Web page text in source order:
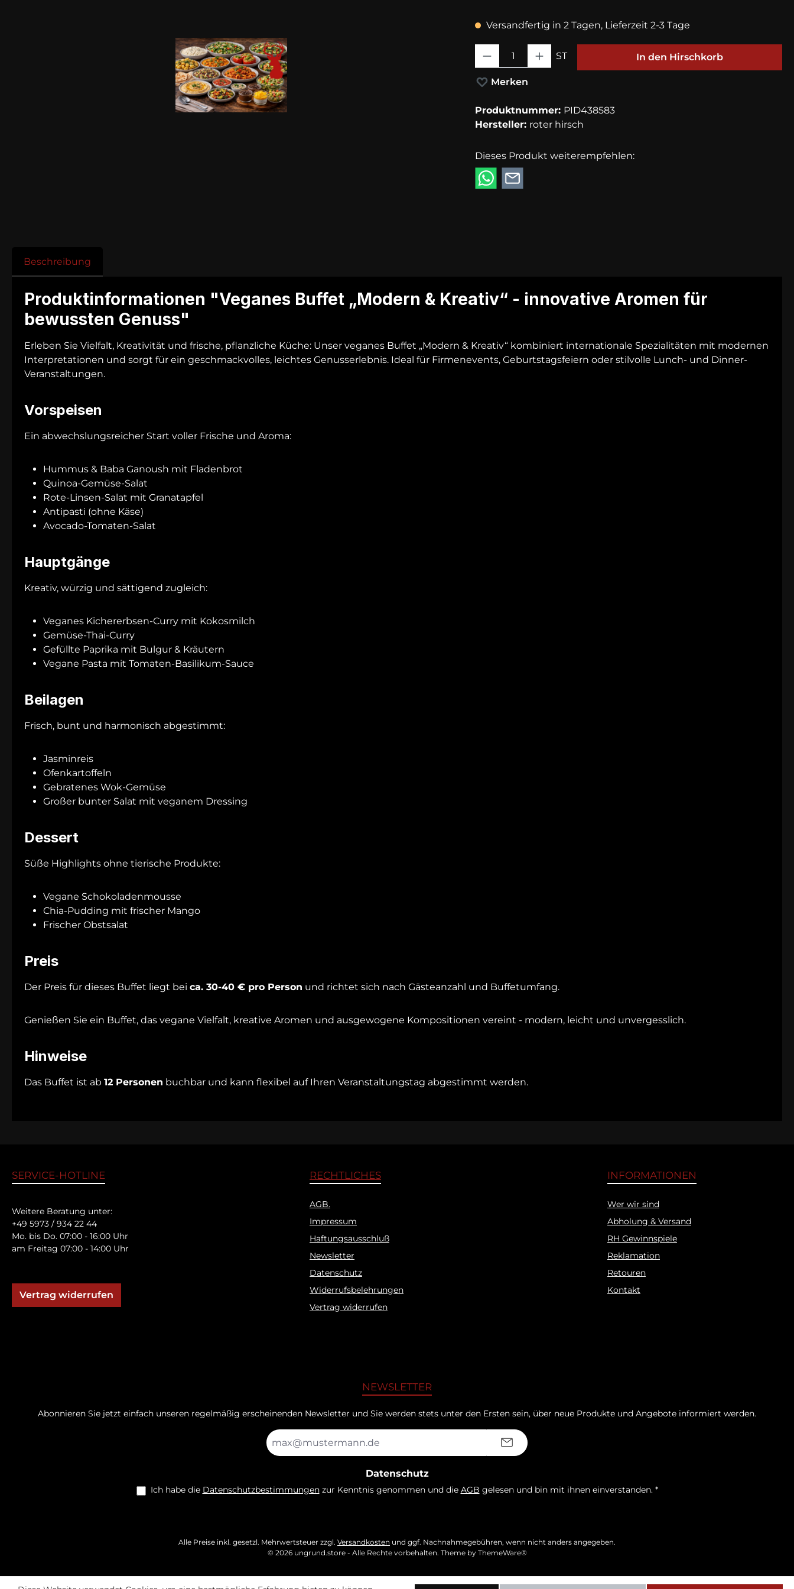
Versandfertig in 2 Tagen, Lieferzeit 2-3 Tage
Produkt Anzahl: Gib den gewünschten Wert ein oder benutze die
ST In den Hirschkorb
Merken
Produktnummer: PID438583
Hersteller: roter hirsch
Dieses Produkt weiterempfehlen:
Beschreibung
Produktinformationen "Veganes Buffet „Modern & Kreativ“ - innovative Aromen für
bewussten Genuss"
Erleben Sie Vielfalt, Kreativität und frische, pflanzliche Küche: Unser veganes Buffet „Modern & Kreativ“ kombiniert internationale Spezialitäten mit modernen
Interpretationen und sorgt für ein geschmackvolles, leichtes Genusserlebnis. Ideal für Firmenevents, Geburtstagsfeiern oder stilvolle Lunch- und Dinner-
Veranstaltungen.
Vorspeisen
Ein abwechslungsreicher Start voller Frische und Aroma:
Hummus & Baba Ganoush mit Fladenbrot
Quinoa-Gemüse-Salat
Rote-Linsen-Salat mit Granatapfel
Antipasti (ohne Käse)
Avocado-Tomaten-Salat
Hauptgänge
Kreativ, würzig und sättigend zugleich:
Veganes Kichererbsen-Curry mit Kokosmilch
Gemüse-Thai-Curry
Gefüllte Paprika mit Bulgur & Kräutern
Vegane Pasta mit Tomaten-Basilikum-Sauce
Beilagen
Frisch, bunt und harmonisch abgestimmt:
Jasminreis
Ofenkartoffeln
Gebratenes Wok-Gemüse
Großer bunter Salat mit veganem Dressing
Dessert
Süße Highlights ohne tierische Produkte:
Vegane Schokoladenmousse
Chia-Pudding mit frischer Mango
Frischer Obstsalat
Preis
Der Preis für dieses Buffet liegt bei ca. 30-40 € pro Person und richtet sich nach Gästeanzahl und Buffetumfang.
Genießen Sie ein Buffet, das vegane Vielfalt, kreative Aromen und ausgewogene Kompositionen vereint - modern, leicht und unvergesslich.
Hinweise
Das Buffet ist ab 12 Personen buchbar und kann flexibel auf Ihren Veranstaltungstag abgestimmt werden.
SERVICE-HOTLINE
Weitere Beratung unter:
+49 5973 / 934 22 44
Mo. bis Do. 07:00 - 16:00 Uhr
am Freitag 07:00 - 14:00 Uhr
Vertrag widerrufen
RECHTLICHES
AGB.
Impressum
Haftungsausschluß
Newsletter
Datenschutz
Widerrufsbelehrungen
Vertrag widerrufen
INFORMATIONEN
Wer wir sind
Abholung & Versand
RH Gewinnspiele
Reklamation
Retouren
Kontakt
NEWSLETTER
Abonnieren Sie jetzt einfach unseren regelmäßig erscheinenden Newsletter und Sie werden stets unter den Ersten sein, über neue Produkte und Angebote informiert werden.
E-
Mail-
Datenschutz
Ich habe die Datenschutzbestimmungenzur Kenntnis genommen und die AGB gelesen und bin mit ihnen einverstanden. *
Alle Preise inkl. gesetzl. Mehrwertsteuer zzgl. Versandkosten und ggf. Nachnahmegebühren, wenn nicht anders angegeben.
© 2026 ungrund.store - Alle Rechte vorbehalten. Theme by ThemeWare®